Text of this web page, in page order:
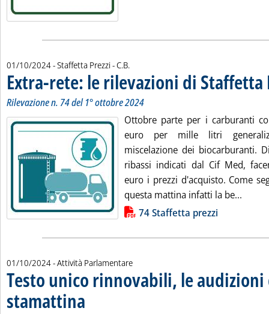
01/10/2024- Staffetta Prezzi -di:
C.B.
Extra-rete: le rilevazioni di Staffetta
Rilevazione n. 74 del 1° ottobre 2024
Ottobre parte per i carburanti
euro per mille litri
miscelazione dei biocarburanti.
ribassi indicati dal Cif Med,
euro i prezzi d'acquisto. Come
questa mattina infatti la be...
Lista allegati PDF alla notizia74 Staffetta prezzi
01/10/2024- Attività Parlamentare
Testo unico rinnovabili, le
stamattina